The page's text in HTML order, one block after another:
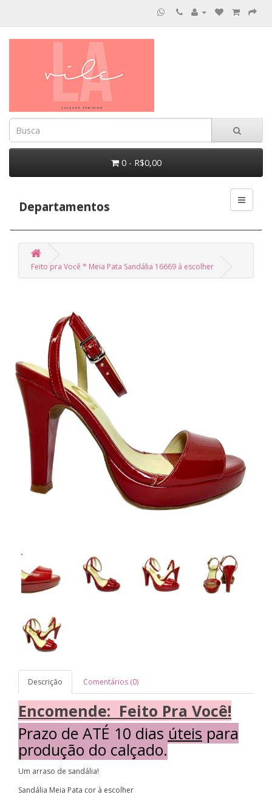
0 - R$0,00
Departamentos
Feito pra Você * Meia Pata Sandália 16669 à escolher
Descrição Comentários (0)
Encomende: Feito Pra Você!
Prazo de ATÉ 10 dias úteis para
produção do calçado.
Um arraso de sandália!
Sandália Meia Pata cor à escolher